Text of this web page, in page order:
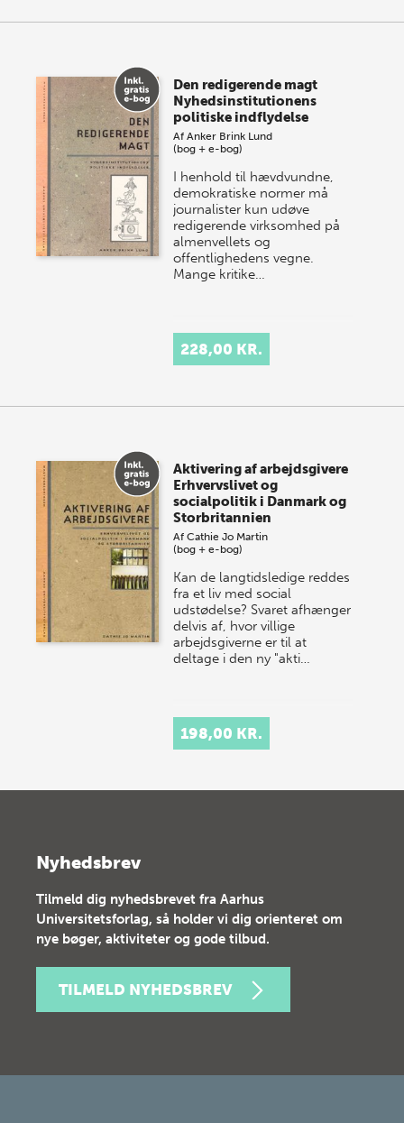
Den redigerende magt
Nyhedsinstitutionens
politiske indflydelse
AfAnker Brink Lund
(bog + e-bog)
I henhold til hævdvundne,
demokratiske normer må
journalister kun udøve
redigerende virksomhed på
almenvellets og
offentlighedens vegne.
Mange kritike…
228,00 KR.
Aktivering af arbejdsgivere
Erhvervslivet og
socialpolitik i Danmark og
Storbritannien
AfCathie Jo Martin
(bog + e-bog)
Kan de langtidsledige reddes
fra et liv med social
udstødelse? Svaret afhænger
delvis af, hvor villige
arbejdsgiverne er til at
deltage i den ny "akti…
198,00 KR.
Nyhedsbrev
Tilmeld dig nyhedsbrevet fra Aarhus
Universitetsforlag, så holder vi dig orienteret om
nye bøger, aktiviteter og gode tilbud.
TILMELD NYHEDSBREV